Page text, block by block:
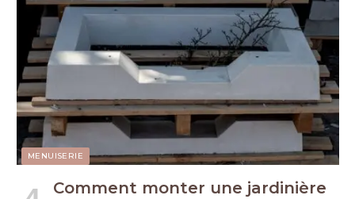
MENUISERIE
Comment monter une jardinière